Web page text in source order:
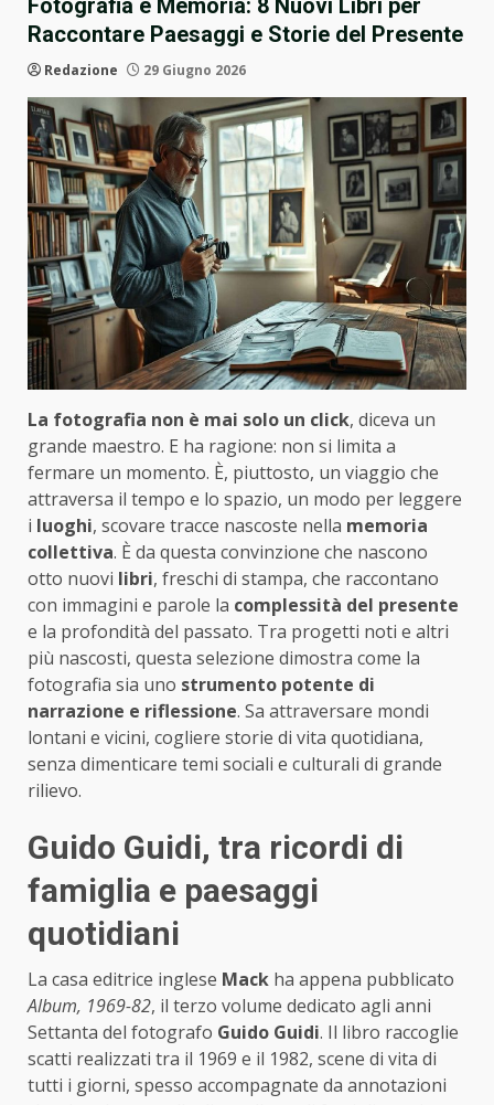
Fotografia e Memoria: 8 Nuovi Libri per
Raccontare Paesaggi e Storie del Presente
Redazione 29 Giugno 2026
La fotografia non è mai solo un click, diceva un
grande maestro. E ha ragione: non si limita a
fermare un momento. È, piuttosto, un viaggio che
attraversa il tempo e lo spazio, un modo per leggere
i luoghi, scovare tracce nascoste nella memoria
collettiva. È da questa convinzione che nascono
otto nuovi libri, freschi di stampa, che raccontano
con immagini e parole la complessità del presente
e la profondità del passato. Tra progetti noti e altri
più nascosti, questa selezione dimostra come la
fotografia sia uno strumento potente di
narrazione e riflessione. Sa attraversare mondi
lontani e vicini, cogliere storie di vita quotidiana,
senza dimenticare temi sociali e culturali di grande
rilievo.
Guido Guidi, tra ricordi di
famiglia e paesaggi
quotidiani
La casa editrice inglese Mack ha appena pubblicato
Album, 1969-82, il terzo volume dedicato agli anni
Settanta del fotografo Guido Guidi. Il libro raccoglie
scatti realizzati tra il 1969 e il 1982, scene di vita di
tutti i giorni, spesso accompagnate da annotazioni